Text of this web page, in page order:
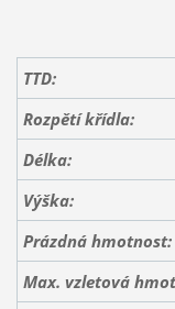
TTD:
Rozpětí křídla:
Délka:
Výška:
Prázdná hmotnost:
Max. vzletová